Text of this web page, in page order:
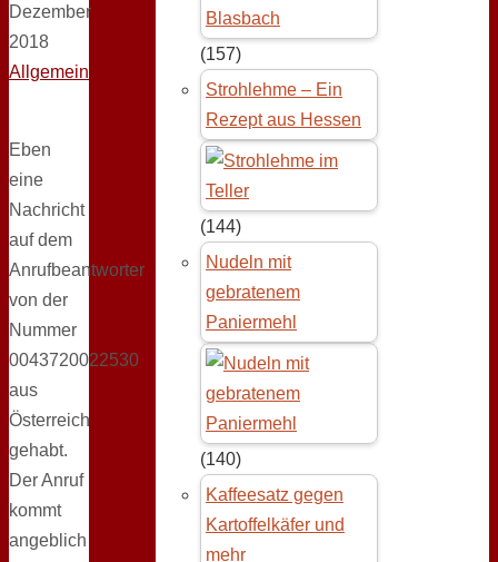
Dezember
2018
Allgemein
Eben
eine
Nachricht
auf dem
Anrufbeantworter
von der
Nummer
0043720022530
aus
Österreich
gehabt.
Der Anruf
kommt
angeblich
(157)
Strohlehme – Ein
Rezept aus Hessen
(144)
Nudeln mit
gebratenem
Paniermehl
(140)
Kaffeesatz gegen
Kartoffelkäfer und
mehr